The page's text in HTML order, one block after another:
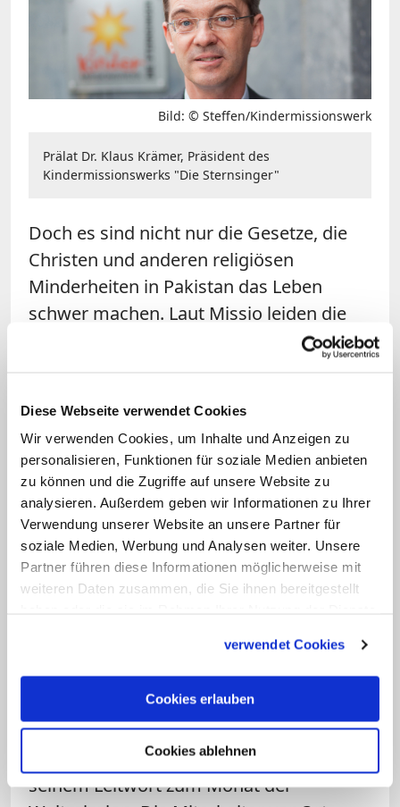
Diese Webseite verwendet Cookies
Wir verwenden Cookies, um Inhalte und Anzeigen zu
personalisieren, Funktionen für soziale Medien anbieten
zu können und die Zugriffe auf unsere Website zu
analysieren. Außerdem geben wir Informationen zu Ihrer
Verwendung unserer Website an unsere Partner für
soziale Medien, Werbung und Analysen weiter. Unsere
Partner führen diese Informationen möglicherweise mit
weiteren Daten zusammen, die Sie ihnen bereitgestellt
verwendet Cookies
Cookies erlauben
Cookies ablehnen
Bild: © Steffen/Kindermissionswerk
Prälat Dr. Klaus Krämer, Präsident des
Kindermissionswerks "Die Sternsinger"
Doch es sind nicht nur die Gesetze, die
Christen und anderen religiösen
Minderheiten in Pakistan das Leben
schwer machen. Laut Missio leiden die
Christen in Pakistan unter sozialer
Bildungsmöglichkeiten, Korruption und
Angst vor Terroranschlägen. Rund 96
Prozent der rund 179 Millionen
Einwohner Pakistans seien Muslime, mit
2,8 Millionen Einwohnern stellten die
Christen die größte nicht-muslimische
Minderheit, so die Auskunft des
Lebendige Kirche in Pakistan
Trotz aller Unterdrückung sei die
katholische Kirche Pakistans aber eine
lebendige Kirche, betont Krämer in
seinem Leitwort zum Monat der